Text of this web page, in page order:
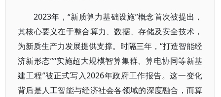
2023年，“新质算力基础设施”概念首次被提出，
其核心要义在于整合算力、数据、存储及安全技术，
为新质生产力发展提供支撑。时隔三年，“打造智能经
济新形态”“实施超大规模智算集群、算电协同等新基
建工程”被正式写入2026年政府工作报告。这一变化
背后是人工智能与经济社会各领域的深度融合，而算